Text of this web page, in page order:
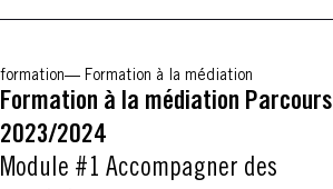
formation Formation à la médiation
Formation à la médiation Parcours
2023/2024
Module #1 Accompagner des